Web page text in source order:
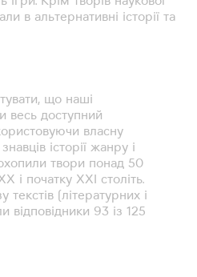
в альтернативні історії та
що наші
весь доступний
власну
історії жанру і
твори понад 50
і початку ХХІ століть.
текстів (літературних і
відповідники 93 із 125